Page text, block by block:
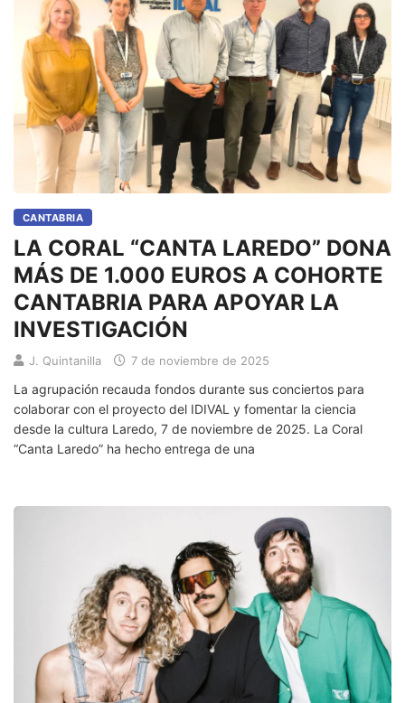
CANTABRIA
LA CORAL “CANTA LAREDO” DONA
MÁS DE 1.000 EUROS A COHORTE
CANTABRIA PARA APOYAR LA
INVESTIGACIÓN
J. Quintanilla 7 de noviembre de 2025
La agrupación recauda fondos durante sus conciertos para
colaborar con el proyecto del IDIVAL y fomentar la ciencia
desde la cultura Laredo, 7 de noviembre de 2025. La Coral
“Canta Laredo” ha hecho entrega de una